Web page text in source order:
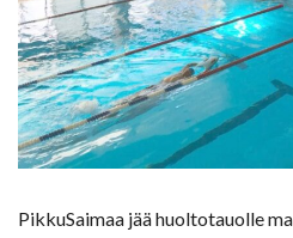
PikkuSaimaa jää huoltotauolle